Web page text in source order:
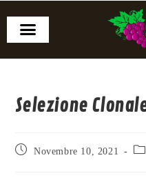
Selezione
Novembre 10, 2021